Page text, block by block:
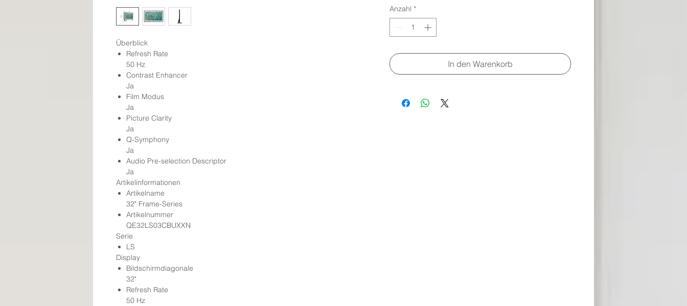
Überblick
Refresh Rate
50 Hz
Contrast Enhancer
Ja
Film Modus
Ja
Picture Clarity
Ja
Q-Symphony
Ja
Audio Pre-selection Descriptor
Ja
Artikelinformationen
Artikelname
32" Frame-Series
Artikelnummer
QE32LS03CBUXXN
Serie
LS
Display
Bildschirmdiagonale
32"
Refresh Rate
50 Hz
Anzahl *
In den Warenkorb